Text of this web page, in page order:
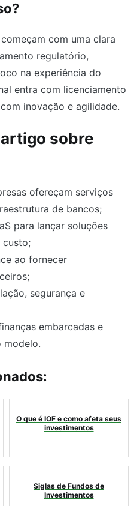
com uma clara
regulatório,
na experiência do
entra com licenciamento
inovação e agilidade.
sobre
ofereçam serviços
de bancos;
para lançar soluções
custo;
ao fornecer
segurança e
embarcadas e
modelo.
O que é IOF e como afeta seus
investimentos
Siglas de Fundos de
Investimentos